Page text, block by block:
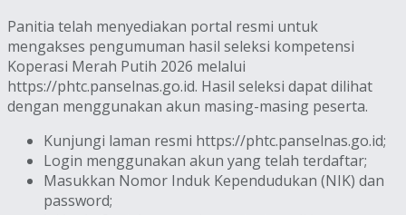
Panitia telah menyediakan portal resmi untuk
mengakses pengumuman hasil seleksi kompetensi
Koperasi Merah Putih 2026 melalui
https://phtc.panselnas.go.id. Hasil seleksi dapat dilihat
dengan menggunakan akun masing-masing peserta.
Kunjungi laman resmi https://phtc.panselnas.go.id;
Login menggunakan akun yang telah terdaftar;
Masukkan Nomor Induk Kependudukan (NIK) dan
password;